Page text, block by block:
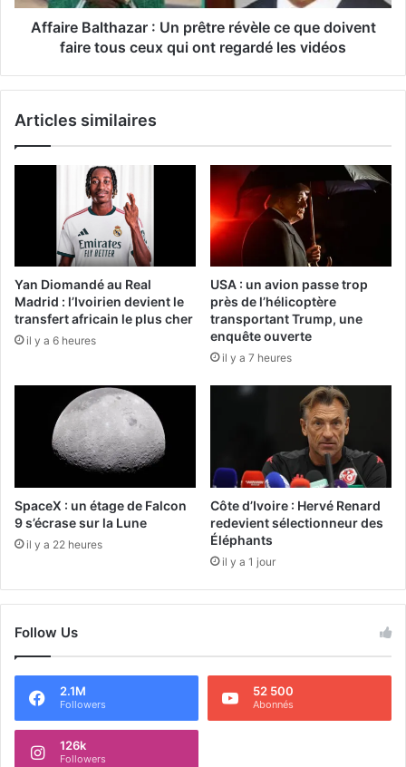
Affaire Balthazar : Un prêtre révèle ce que doivent
faire tous ceux qui ont regardé les vidéos
Articles similaires
Yan Diomandé au Real
Madrid : l’Ivoirien devient le
transfert africain le plus cher
il y a 6 heures
USA : un avion passe trop
près de l’hélicoptère
transportant Trump, une
enquête ouverte
il y a 7 heures
SpaceX : un étage de Falcon
9 s’écrase sur la Lune
il y a 22 heures
Côte d’Ivoire : Hervé Renard
redevient sélectionneur des
Éléphants
il y a 1 jour
Follow Us
2.1M
Followers
52 500
Abonnés
126k
Followers